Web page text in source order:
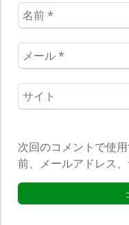
名
前
*
メ
ー
ル
*
ウ
ェ
サ
イ
ト
*
次回のコメントで使
前、メールアドレス、